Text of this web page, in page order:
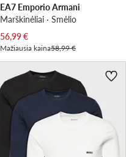
EA7 Emporio Armani
Marškinėliai · Smėlio
Dabartinė kaina
56,99€
Mažiausia kaina58,99 €